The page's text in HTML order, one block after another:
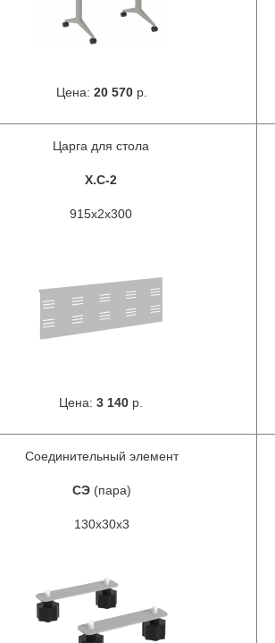
Цена: 20 570р.
Царга для стола
X.C-2
915х2х300
Цена: 3 140 р.
Соединительный элемент
СЭ (пара)
130х30х3